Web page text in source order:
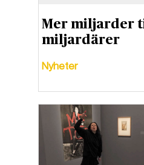
Mer miljarder
miljardärer
Nyheter